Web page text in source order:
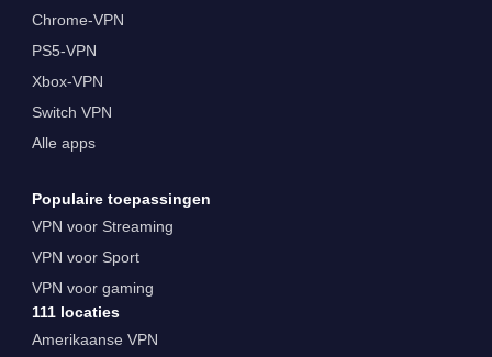
Chrome-VPN
PS5-VPN
Xbox-VPN
Switch VPN
Alle apps
Populaire toepassingen
VPN voor Streaming
VPN voor Sport
VPN voor gaming
111 locaties
Amerikaanse VPN